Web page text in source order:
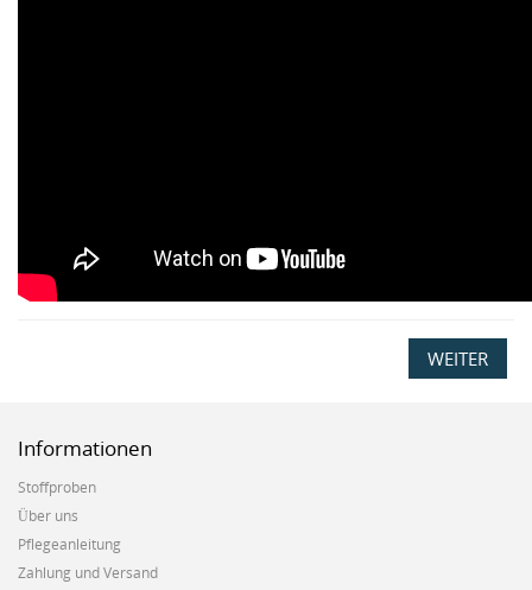
WEITER
Informationen
Stoffproben
Über uns
Pflegeanleitung
Zahlung und Versand